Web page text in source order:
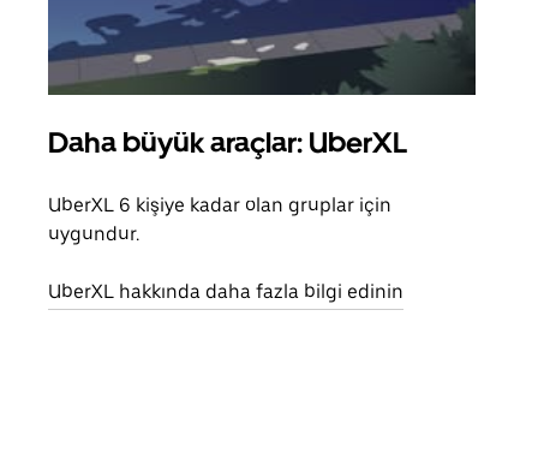
Daha büyük araçlar: UberXL
UberXL 6 kişiye kadar olan gruplar için
uygundur.
UberXL hakkında daha fazla bilgi edinin